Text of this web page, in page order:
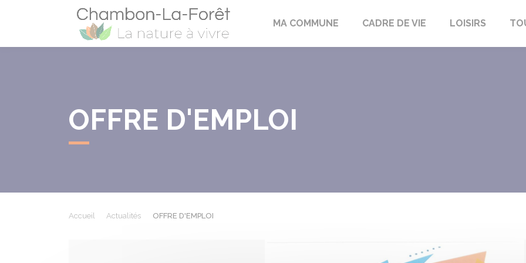
Chambon-la-Fôret
MA COMMUNE CADRE DE VIE LOISIRS
OFFRE D'EMPLOI
Accueil Actualités OFFRE D'EMPLOI